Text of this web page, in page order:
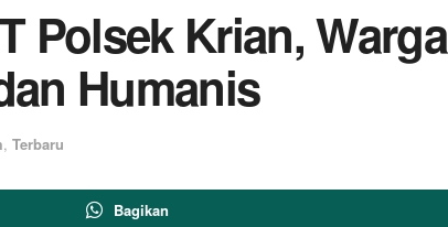
Polsek Krian, Warga
Humanis
, Terbaru
Bagikan